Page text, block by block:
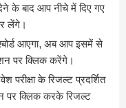
के बाद आप नीचे में दिए गए
लेंगे।
आएगा, अब आप इसमें से
पर क्लिक करेंगे।
के रिजल्ट प्रदर्शित
पर क्लिक करके रिजल्ट